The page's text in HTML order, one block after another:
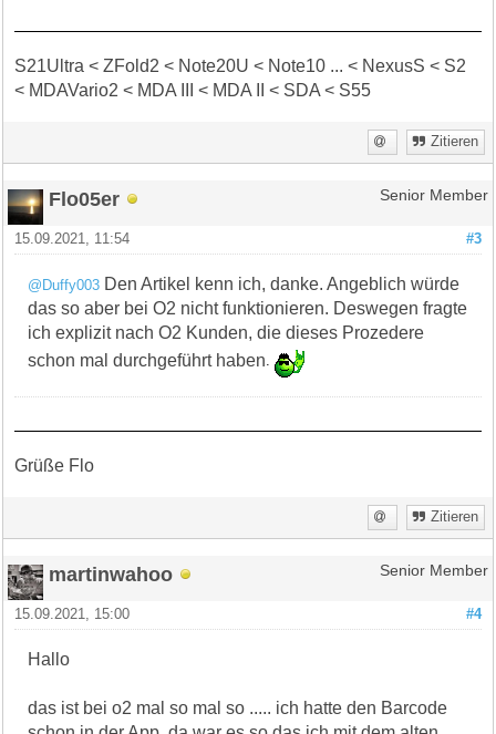
S21Ultra < ZFold2 < Note20U < Note10 ... < NexusS < S2
< MDAVario2 < MDA III < MDA II < SDA < S55
Zitieren
Flo05er Senior Member
#3
15.09.2021, 11:54
@Duffy003 Den Artikel kenn ich, danke. Angeblich würde
das so aber bei O2 nicht funktionieren. Deswegen fragte
ich explizit nach O2 Kunden, die dieses Prozedere
schon mal durchgeführt haben.
Grüße Flo
Zitieren
martinwahoo Senior Member
#4
15.09.2021, 15:00
Hallo
das ist bei o2 mal so mal so ..... ich hatte den Barcode